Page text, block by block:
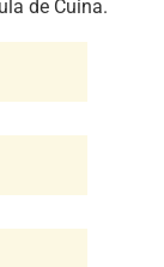
de Cuina.